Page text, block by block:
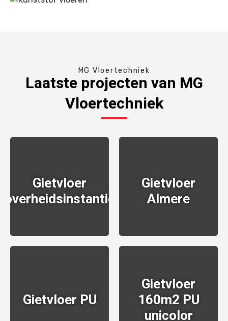
MG Vloertechniek
Laatste projecten van MG
Vloertechniek
Gietvloer
overheidsinstantie
BEKIJKEN
Gietvloer
Almere
BEKIJKEN
Gietvloer PU
Gietvloer
160m2 PU
unicolor
BEKIJKEN